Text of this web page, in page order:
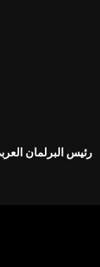
رئيس البرلمان